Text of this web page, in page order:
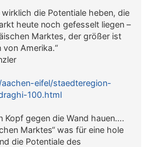
die Potentiale heben, die
heute noch gefesselt liegen –
Marktes, der größer ist
von Amerika.“
eifel/staedteregion-
100.html
Kopf gegen die Wand hauen….
Marktes“ was für eine hole
die Potentiale des